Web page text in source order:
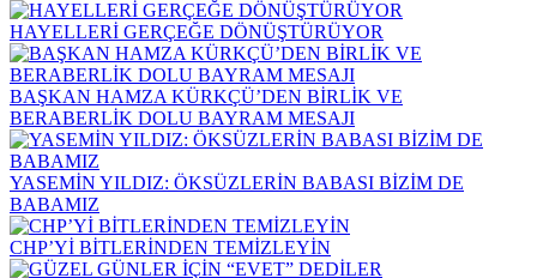
HAYELLERİ GERÇEĞE DÖNÜŞTÜRÜYOR
BAŞKAN HAMZA KÜRKÇÜ’DEN BİRLİK VE
BERABERLİK DOLU BAYRAM MESAJI
YASEMİN YILDIZ: ÖKSÜZLERİN BABASI BİZİM DE
BABAMIZ
CHP’Yİ BİTLERİNDEN TEMİZLEYİN